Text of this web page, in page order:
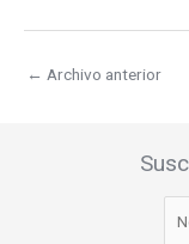
← Archivo anterior